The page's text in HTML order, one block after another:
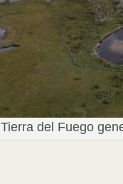
Tierra del Fuego